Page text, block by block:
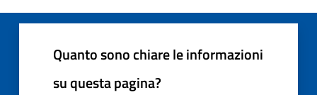
Quanto sono chiare le informazioni
su questa pagina?